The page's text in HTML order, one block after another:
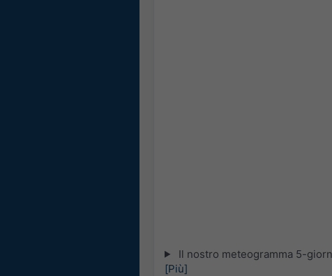
Il nostro meteogramma 5-
[Più]